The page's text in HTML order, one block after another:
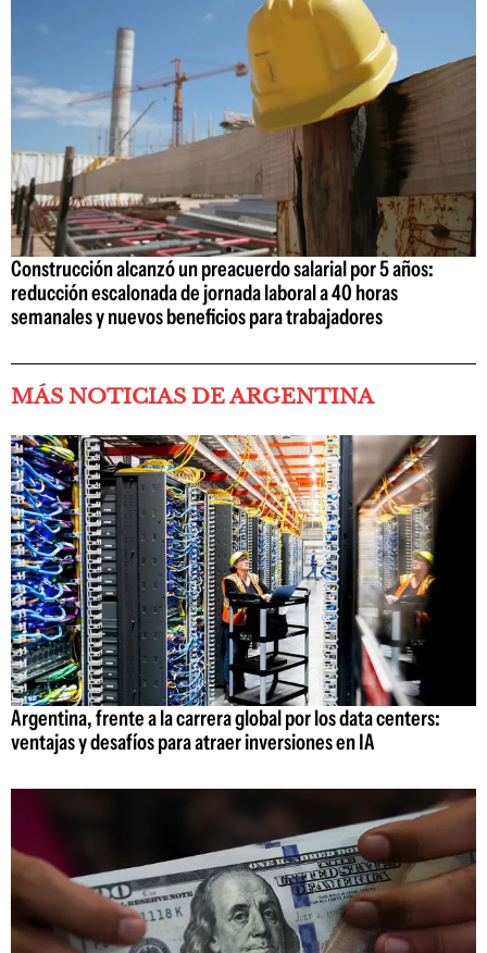
Construcción alcanzó un preacuerdo salarial por 5 años:
reducción escalonada de jornada laboral a 40 horas
semanales y nuevos beneficios para trabajadores
MÁS NOTICIAS DE ARGENTINA
Argentina, frente a la carrera global por los data centers:
ventajas y desafíos para atraer inversiones en IA